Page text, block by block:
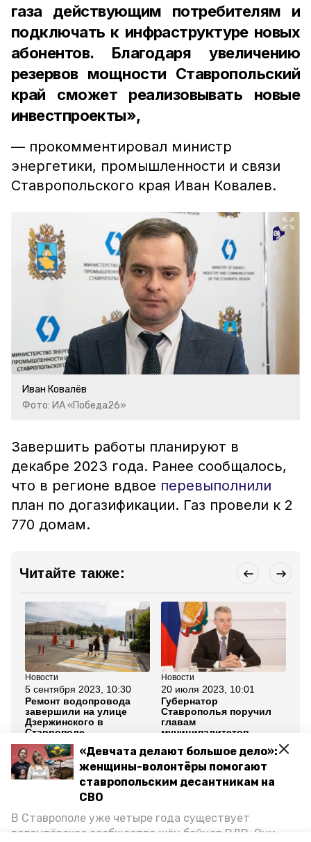
«Девчата делают большое дело»:
женщины-волонтёры помогают
ставропольским десантникам на
СВО
В Ставрополе уже четыре года существует
волонтёрское сообщество жён бойцов ВДВ. Они
газа действующим потребителям и
подключать к инфраструктуре новых
абонентов. Благодаря увеличению
резервов мощности Ставропольский
край сможет реализовывать новые
инвестпроекты»,
— прокомментировал министр
энергетики, промышленности и связи
Ставропольского края Иван Ковалев.
Иван Ковалёв
Фото: ИА «Победа26»
Завершить работы планируют в
декабре 2023 года. Ранее сообщалось,
что в регионе вдвое перевыполнили
план по догазификации. Газ провели к 2
770 домам.
Читайте также:
Новости
5 сентября 2023, 10:30
Ремонт водопровода
завершили на улице
Дзержинского в
Ставрополе
Новости
20 июля 2023, 10:01
Губернатор
Ставрополья поручил
главам
муниципалитетов
реагировать на
обращения граждан
Все новости